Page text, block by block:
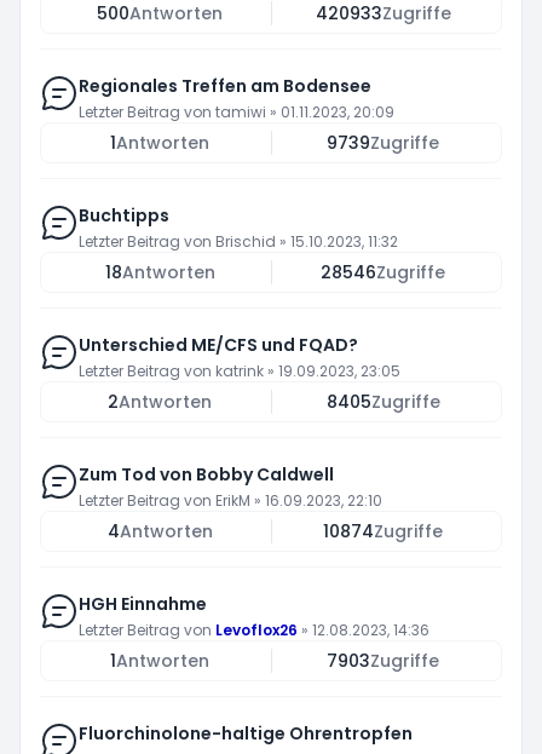
500Antworten 420933Zugriffe
Regionales Treffen am Bodensee
Letzter Beitrag von tamiwi » 01.11.2023, 20:09
1Antworten 9739Zugriffe
Buchtipps
Letzter Beitrag von Brischid » 15.10.2023, 11:32
18Antworten 28546Zugriffe
Unterschied ME/CFS und FQAD?
Letzter Beitrag von katrink » 19.09.2023, 23:05
2Antworten 8405Zugriffe
Zum Tod von Bobby Caldwell
Letzter Beitrag von ErikM » 16.09.2023, 22:10
4Antworten 10874Zugriffe
HGH Einnahme
Letzter Beitrag von Levoflox26 » 12.08.2023, 14:36
1Antworten 7903Zugriffe
Fluorchinolone-haltige Ohrentropfen